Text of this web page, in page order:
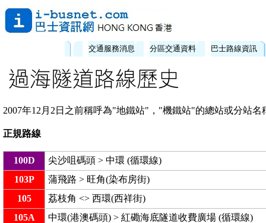
交通服務消息 分區交通資料 巴士路線資訊
2007年12月2日之前稱呼為"地鐵站"，"機鐵站"的總站或分站
正規路線
100D
尖沙咀碼頭 > 中環 (循環線)
103P
蒲飛路 > 旺角(染布房街)
105
荔枝角 <> 西環(西祥街)
105A
中環(港澳碼頭) > 紅磡海底隧道收費廣場 (循環線)